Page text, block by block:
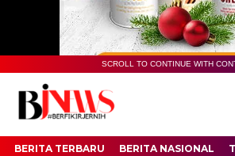
SCROLL TO CONTINUE WITH
BERITA TERBARU BERITA NASIONAL